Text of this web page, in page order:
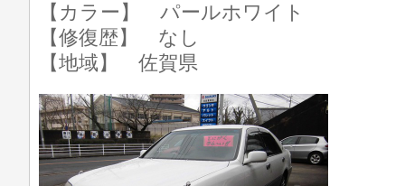
【カラー】 パールホワイト
【修復歴】 なし
【地域】 佐賀県